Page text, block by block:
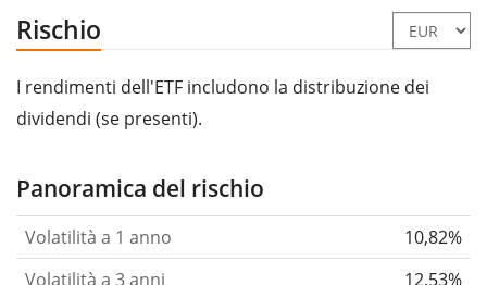
Rischio
I rendimenti dell'ETF includono la distribuzione dei
dividendi (se presenti).
Panoramica del rischio
Volatilità a 1 anno
10,82%
Volatilità a 3 anni
12,53%